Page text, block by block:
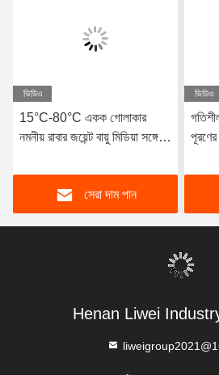
ভিডিও
15°C-80°C একক গোলাকার
নমনীয় রাবার জয়েন্ট বায়ু মিডিয়া সঙ্গে
উচ্চতর স্থায়িত্ব প্রস্তাব
সেরা দাম পান
ভিডিও
Henan Liwei